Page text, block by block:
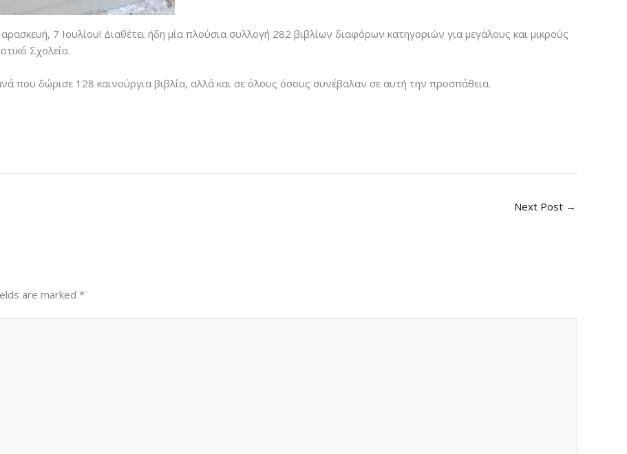
7 Ιουλίου! Διαθέτει ήδη μία πλούσια συλλογή 282 βιβλίων διαφόρων κατηγοριών για μεγάλους και μικρούς
Σχολείο.
που δώρισε 128 καινούργια βιβλία, αλλά και σε όλους όσους συνέβαλαν σε αυτή την προσπάθεια.
Next Post →
are marked *